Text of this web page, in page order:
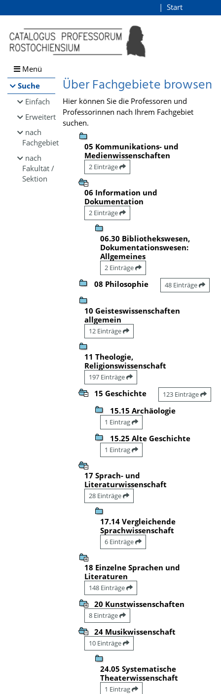
Browsen
direkt zum Inhalt
Start
Menü
Suche
Einfach
Erweitert
nach
Fachgebiet
nach
Fakultät /
Sektion
Über Fachgebiete browsen
Hier können Sie die Professoren und
Professorinnen nach Ihrem Fachgebiet
suchen.
05 Kommunikations- und
Medienwissenschaften
2 Einträge
06 Information und
Dokumentation
2 Einträge
06.30 Bibliothekswesen,
Dokumentationswesen:
Allgemeines
2 Einträge
08 Philosophie 48 Einträge
10 Geisteswissenschaften
allgemein
12 Einträge
11 Theologie,
Religionswissenschaft
197 Einträge
15 Geschichte 123 Einträge
15.15 Archäologie
1 Eintrag
15.25 Alte Geschichte
1 Eintrag
17 Sprach- und
Literaturwissenschaft
28 Einträge
17.14 Vergleichende
Sprachwissenschaft
6 Einträge
18 Einzelne Sprachen und
Literaturen
148 Einträge
20 Kunstwissenschaften
8 Einträge
24 Musikwissenschaft
10 Einträge
24.05 Systematische
Theaterwissenschaft
1 Eintrag